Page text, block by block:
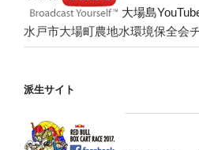
大場島
水戸市大場町農地水環境保全会
派生サイト